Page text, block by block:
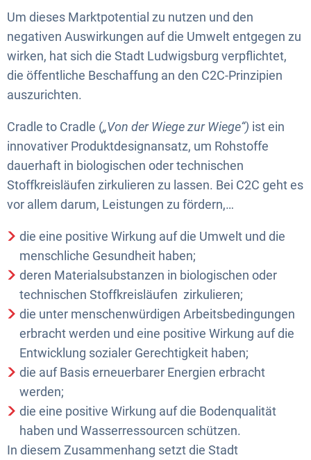
Um dieses Marktpotential zu nutzen und den
negativen Auswirkungen auf die Umwelt entgegen zu
wirken, hat sich die Stadt Ludwigsburg verpflichtet,
die öffentliche Beschaffung an den C2C-Prinzipien
auszurichten.
Cradle to Cradle („Von der Wiege zur Wiege“) ist ein
innovativer Produktdesignansatz, um Rohstoffe
dauerhaft in biologischen oder technischen
Stoffkreisläufen zirkulieren zu lassen. Bei C2C geht es
vor allem darum, Leistungen zu fördern,…
die eine positive Wirkung auf die Umwelt und die
menschliche Gesundheit haben;
deren Materialsubstanzen in biologischen oder
technischen Stoffkreisläufen zirkulieren;
die unter menschenwürdigen Arbeitsbedingungen
erbracht werden und eine positive Wirkung auf die
Entwicklung sozialer Gerechtigkeit haben;
die auf Basis erneuerbarer Energien erbracht
werden;
die eine positive Wirkung auf die Bodenqualität
haben und Wasserressourcen schützen.
In diesem Zusammenhang setzt die Stadt